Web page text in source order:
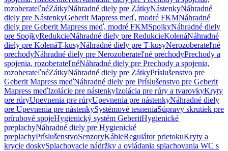
rozoberateľnéZátkyNáhradné diely pre ZátkyNástenkyNáhradné
diely pre NástenkyGeberit Mapress meď, modré FKMNáhradné
diely pre Geberit Mapress meď, modré FKMSpojkyNáhradné diely
pre SpojkyRedukcieNáhradné diely pre RedukcieKolenáNáhradné
diely pre KolenáT-kusyNáhradné diely pre T-kusyNerozoberateľné
prechodyNáhradné diely pre Nerozoberateľné prechodyPrechody a
spojenia, rozoberateľnéNáhradné diely pre Prechody a spojenia,
rozoberateľnéZátkyNáhradné diely pre ZátkyPríslušenstvo pre
Geberit Mapress meďNáhradné diely pre Príslušenstvo pre Geberit
Mapress meďIzolácie pre nástenkyIzolácia pre rúry a tvarovkyKryty
pre rúryUpevnenia pre rúryUpevnenia pre nástenkyNáhradné diely
pre Upevnenia pre nástenkySystémové tesneniaSúpravy skrutiek pre
prírubové spojeHygienický systém GeberitHygienické
preplachyNáhradné diely pre Hygienické
preplachyPríslušenstvoSenzoryKábleRegulátor prietokuKryty a
krycie doskySplachovacie nádržky a ovládania splachovania WC s